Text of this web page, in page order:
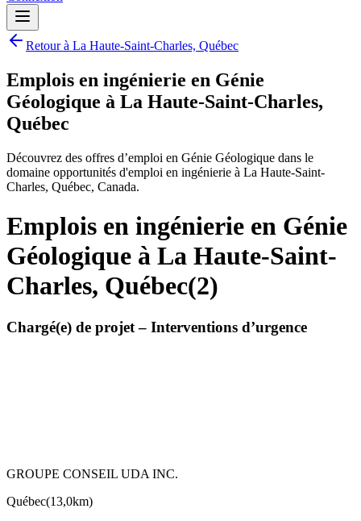
Retour à La Haute-Saint-Charles, Québec
Emplois en ingénierie en Génie
Géologique à La Haute-Saint-Charles,
Québec
Découvrez des offres d’emploi en Génie Géologique dans le
domaine opportunités d'emploi en ingénierie à La Haute-Saint-
Charles, Québec, Canada.
Emplois en ingénierie en Génie
Géologique à La Haute-Saint-
Charles, Québec(2)
Chargé(e) de projet – Interventions d’urgence
GROUPE CONSEIL UDA INC.
Québec(13,0km)